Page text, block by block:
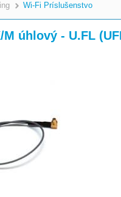
>
Wi-Fi Príslušenstvo
úhlový - U.FL